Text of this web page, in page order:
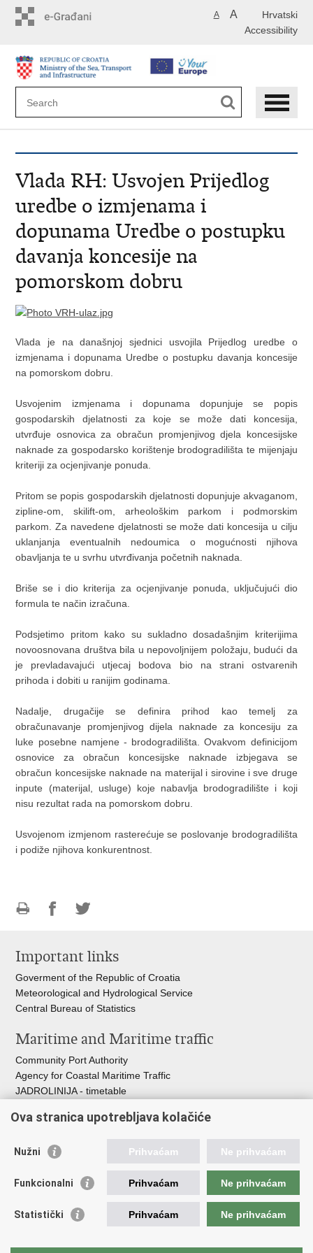
Hrvatski
A A
Accessibility
Vlada RH: Usvojen Prijedlog
uredbe o izmjenama i
dopunama Uredbe o postupku
davanja koncesije na
pomorskom dobru
Vlada je na današnjoj sjednici usvojila Prijedlog uredbe o
izmjenama i dopunama Uredbe o postupku davanja koncesije
na pomorskom dobru.
Usvojenim izmjenama i dopunama dopunjuje se popis
gospodarskih djelatnosti za koje se može dati koncesija,
utvrđuje osnovica za obračun promjenjivog djela koncesijske
naknade za gospodarsko korištenje brodogradilišta te mijenjaju
kriteriji za ocjenjivanje ponuda.
Pritom se popis gospodarskih djelatnosti dopunjuje akvaganom,
zipline-om, skilift-om, arheološkim parkom i podmorskim
parkom. Za navedene djelatnosti se može dati koncesija u cilju
uklanjanja eventualnih nedoumica o mogućnosti njihova
obavljanja te u svrhu utvrđivanja početnih naknada.
Briše se i dio kriterija za ocjenjivanje ponuda, uključujući dio
formula te način izračuna.
Podsjetimo pritom kako su sukladno dosadašnjim kriterijima
novoosnovana društva bila u nepovoljnijem položaju, budući da
je prevladavajući utjecaj bodova bio na strani ostvarenih
prihoda i dobiti u ranijim godinama.
Nadalje, drugačije se definira prihod kao temelj za
obračunavanje promjenjivog dijela naknade za koncesiju za
luke posebne namjene - brodogradilišta. Ovakvom definicijom
osnovice za obračun koncesijske naknade izbjegava se
obračun koncesijske naknade na materijal i sirovine i sve druge
inpute (materijal, usluge) koje nabavlja brodogradilište i koji
nisu rezultat rada na pomorskom dobru.
Usvojenom izmjenom rasterećuje se poslovanje brodogradilišta
i podiže njihova konkurentnost.
page
FacebookTwitteru
Important links
Goverment of the Republic of Croatia
Meteorological and Hydrological Service
Central Bureau of Statistics
Maritime and Maritime traffic
Community Port Authority
Agency for Coastal Maritime Traffic
JADROLINIJA - timetable
Croatian Motorways
Bus station Zagreb
Craotian Railways Passenger Transport
Zagreb International Airport - Franjo Tuđman
Ova stranica upotrebljava kolačiće
Nužni Prihvaćam Ne prihvaćam
Funkcionalni Prihvaćam Ne prihvaćam
Statistički Prihvaćam Ne prihvaćam